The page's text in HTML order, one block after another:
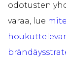
odotusten
varaa, lue